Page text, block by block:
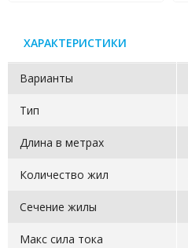
ХАРАКТЕРИСТИКИ
Варианты
Тип
Длина в метрах
Количество жил
Сечение жилы
Макс сила тока